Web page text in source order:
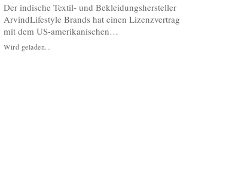
Der indische Textil- und Bekleidungshersteller
ArvindLifestyle Brands hat einen Lizenzvertrag
mit dem US-amerikanischen
Bekleidungskonzern Hanesbrands
unterzeichnet, um in Indien zwei der größten
Wird geladen...